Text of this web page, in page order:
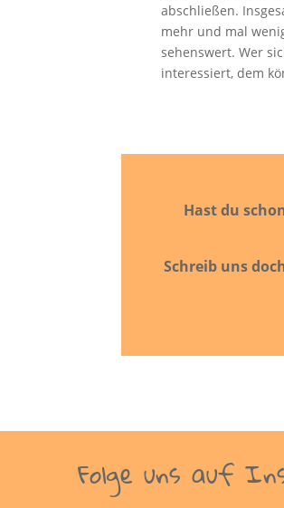
abschließen.
mehr und mal
sehenswert. Wer
interessiert, dem
Hast du
Schreib uns
Folge uns auf